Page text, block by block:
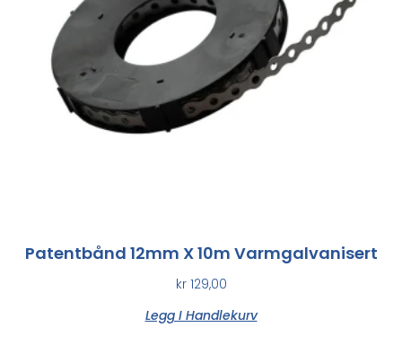
Patentbånd 12mm X 10m Varmgalvanisert
kr129,00
Legg I Handlekurv